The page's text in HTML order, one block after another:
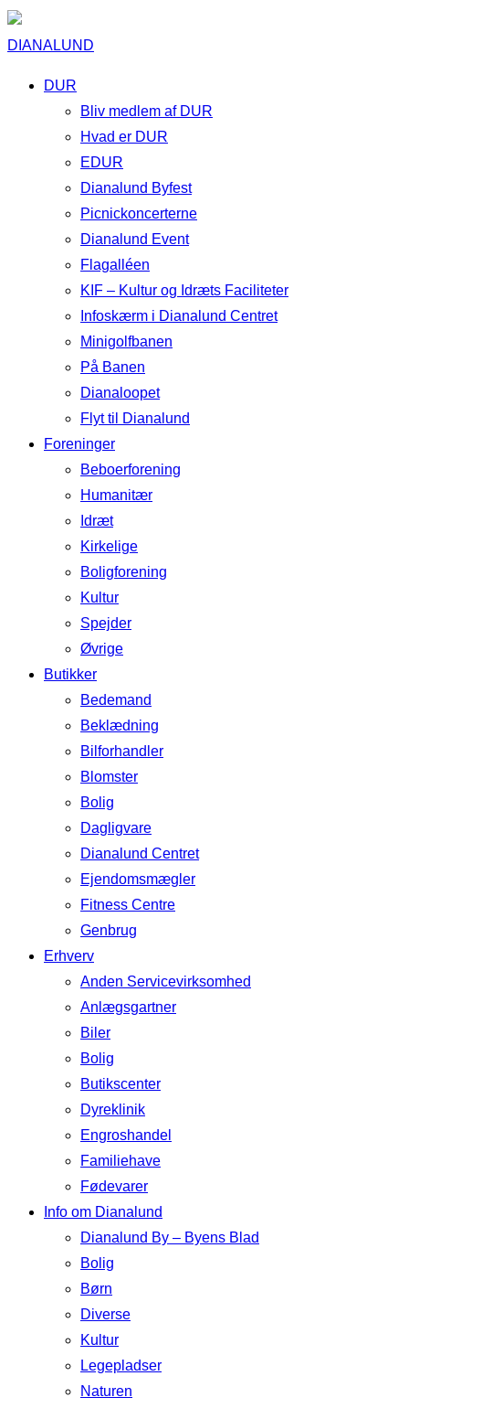
DIANALUND
DUR
Bliv medlem af DUR
Hvad er DUR
EDUR
Dianalund Byfest
Picnickoncerterne
Dianalund Event
Flagalléen
KIF – Kultur og Idræts Faciliteter
Infoskærm i Dianalund Centret
Minigolfbanen
På Banen
Dianaloopet
Flyt til Dianalund
Foreninger
Beboerforening
Humanitær
Idræt
Kirkelige
Boligforening
Kultur
Spejder
Øvrige
Butikker
Bedemand
Beklædning
Bilforhandler
Blomster
Bolig
Dagligvare
Dianalund Centret
Ejendomsmægler
Fitness Centre
Genbrug
Erhverv
Anden Servicevirksomhed
Anlægsgartner
Biler
Bolig
Butikscenter
Dyreklinik
Engroshandel
Familiehave
Fødevarer
Info om Dianalund
Dianalund By – Byens Blad
Bolig
Børn
Diverse
Kultur
Legepladser
Naturen